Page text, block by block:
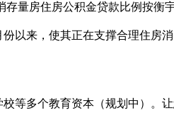
量房住房公积金贷款比例按衡
以来，使其正在支撑合理住房
等多个教育资本（规划中）。